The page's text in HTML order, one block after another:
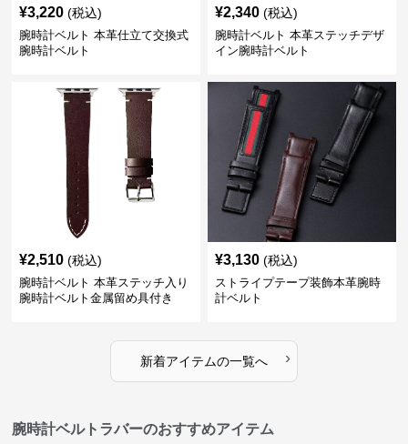
¥3,220 (税込)
腕時計ベルト 本革仕立て交換式
腕時計ベルト
¥2,340 (税込)
腕時計ベルト 本革ステッチデザ
イン腕時計ベルト
¥2,510 (税込)
腕時計ベルト 本革ステッチ入り
腕時計ベルト金属留め具付き
¥3,130 (税込)
ストライプテープ装飾本革腕時
計ベルト
新着アイテムの一覧へ ›
腕時計ベルトラバーのおすすめアイテム